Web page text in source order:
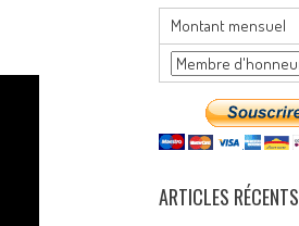
Montant mensuel
ARTICLES RÉCENTS